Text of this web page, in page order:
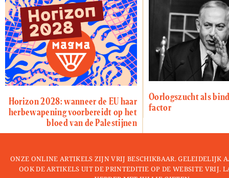
Horizon 2028: wanneer de EU haar
herbewapening voorbereidt op het
bloed van de Palestijnen
Oorlogszucht als
factor
ONZE ONLINE ARTIKELS ZIJN VRIJ BESCHIKBAAR. GELEIDELIJK
OOK DE ARTIKELS UIT DE PRINTEDITIE OP DE WEBSITE VRIJ.